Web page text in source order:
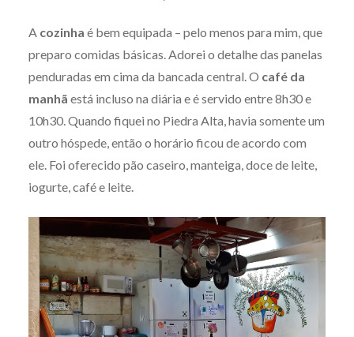
A cozinha é bem equipada – pelo menos para mim, que
preparo comidas básicas. Adorei o detalhe das panelas
penduradas em cima da bancada central. O café da
manhã está incluso na diária e é servido entre 8h30 e
10h30. Quando fiquei no Piedra Alta, havia somente um
outro hóspede, então o horário ficou de acordo com
ele. Foi oferecido pão caseiro, manteiga, doce de leite,
iogurte, café e leite.